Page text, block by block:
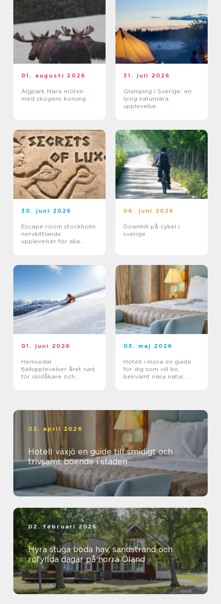
01. augusti 2026
Älgpark Nära möten
med skogens konung
31. juli 2026
Glamping i Sverige: en
lyxig naturnära
upplevelse
30. juni 2026
Escape room stockholm
nervkittlande
upplevelser för alla
06. juni 2026
Downhill på cykel i
sverige
01. juni 2026
Hemsedal
fjällupplevelser året runt
för skidåkare och
03. maj 2026
Hotell i mora en guide
för dig som vill bo
bekvämt nära natur,
02. april 2026
Hotell växjö en guide till smidigt och
trivsamt boende i staden
02. februari 2026
Hyra stuga böda hav, sandstrand och
rofyllda dagar på norra Öland